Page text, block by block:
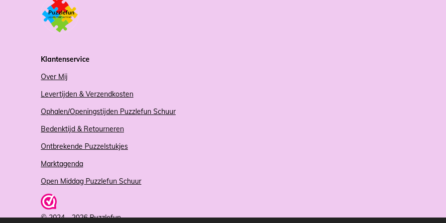
Klantenservice
Over Mij
Levertijden & Verzendkosten
Ophalen/Openingstijden Puzzlefun Schuur
Bedenktijd & Retourneren
Ontbrekende Puzzelstukjes
Marktagenda
Open Middag Puzzlefun Schuur
© 2024 - 2026 Puzzlefun